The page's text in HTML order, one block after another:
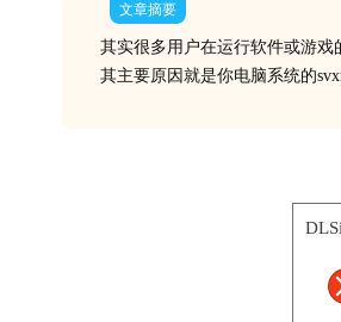
文章摘要
其实很多用户在运行软件或游戏
其主要原因就是你电脑系统的